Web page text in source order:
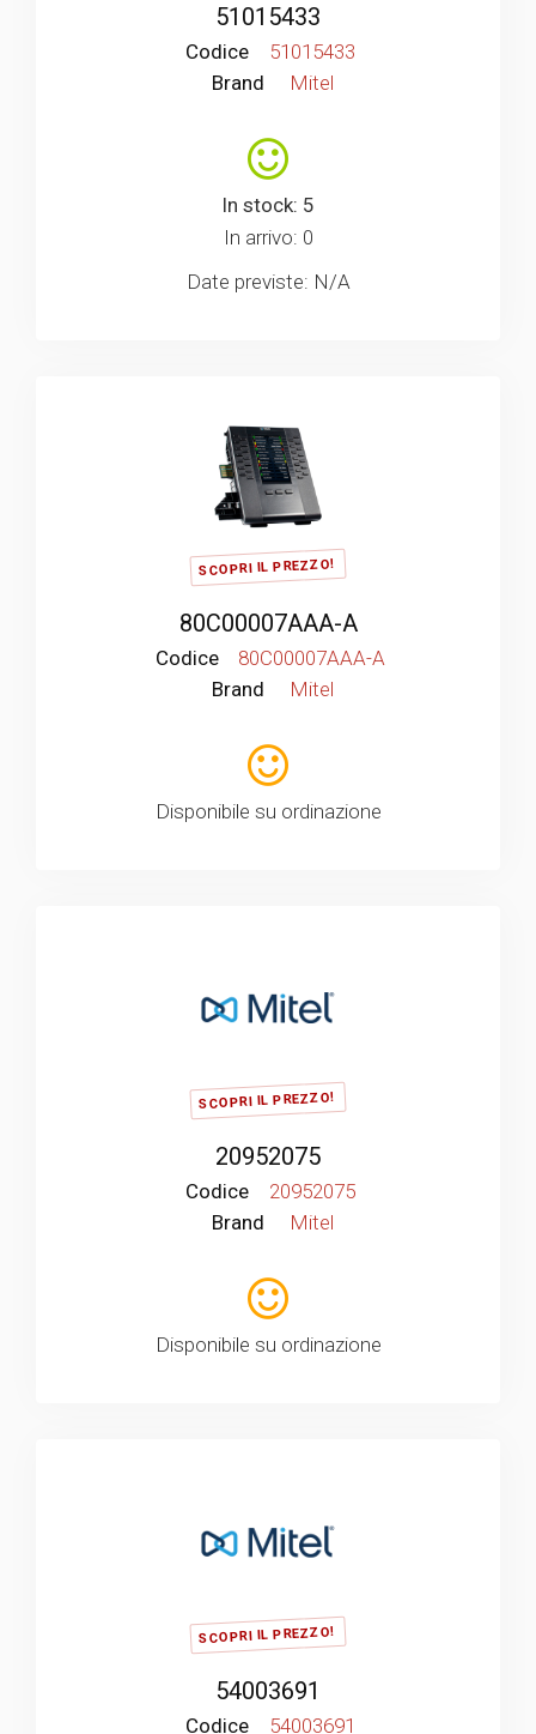
51015433
Codice
51015433
Brand
Mitel
In stock: 5
In arrivo: 0
Date previste: N/A
SCOPRI IL PREZZO!
80C00007AAA-A
Codice
80C00007AAA-A
Brand
Mitel
Disponibile su ordinazione
SCOPRI IL PREZZO!
20952075
Codice
20952075
Brand
Mitel
Disponibile su ordinazione
SCOPRI IL PREZZO!
54003691
Codice 54003691